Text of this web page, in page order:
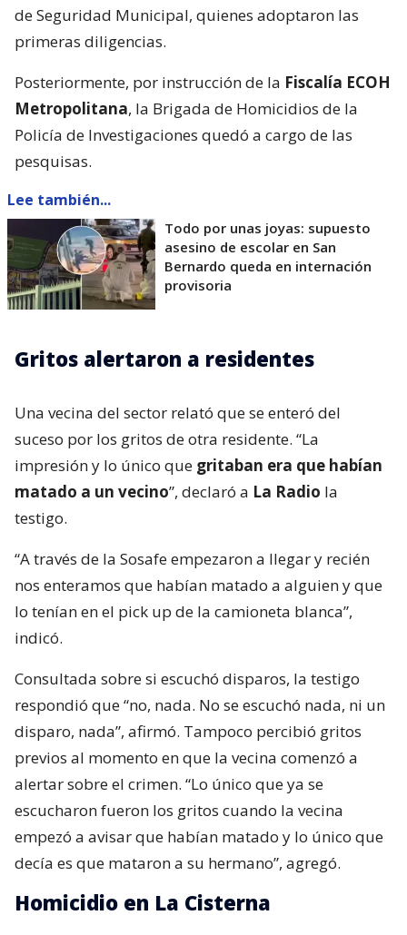
de Seguridad Municipal, quienes adoptaron las
primeras diligencias.
Posteriormente, por instrucción de la Fiscalía ECOH
Metropolitana, la Brigada de Homicidios de la
Policía de Investigaciones quedó a cargo de las
pesquisas.
Lee también...
Todo por unas joyas: supuesto
asesino de escolar en San
Bernardo queda en internación
provisoria
Gritos alertaron a residentes
Una vecina del sector relató que se enteró del
suceso por los gritos de otra residente. “La
impresión y lo único que gritaban era que habían
matado a un vecino”, declaró a La Radio la
testigo.
“A través de la Sosafe empezaron a llegar y recién
nos enteramos que habían matado a alguien y que
lo tenían en el pick up de la camioneta blanca”,
indicó.
Consultada sobre si escuchó disparos, la testigo
respondió que “no, nada. No se escuchó nada, ni un
disparo, nada”, afirmó. Tampoco percibió gritos
previos al momento en que la vecina comenzó a
alertar sobre el crimen. “Lo único que ya se
escucharon fueron los gritos cuando la vecina
empezó a avisar que habían matado y lo único que
decía es que mataron a su hermano”, agregó.
Homicidio en La Cisterna